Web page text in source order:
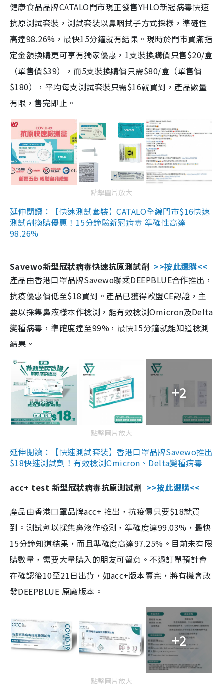
健康食品品牌CATALO門市現正發售YHLO新冠病毒快速
抗原測試套裝，測試套裝以鼻咽拭子方式採樣，準確性
高達98.26%，最快15分鐘就有結果。現時於門市買滿指
定金額換購更可享有獨家優惠，1支裝換購價只售$20/盒
（單售價$39），而5支裝換購價只需$80/盒（單售價
$180），平均每支測試套裝只需$16就買到，產品數量
有限，售完即止。
點擊圖片放大
延伸閱讀：【快速測試套裝】CATALO全線門市$16快速
測試劑換購優惠！15分鐘驗新冠病毒 準確性高達
98.26%
Savewo新型冠狀病毒快速抗原測試劑 >>按此選購<<
產品由香港口罩品牌Savewo聯乘DEEPBLUE合作推出，
抗疫優惠價低至$18買到。產品已獲得歐盟CE認證，主
要以採集鼻液樣本作檢測，能有效檢測Omicron及Delta
變種病毒，準確度達至99%，最快15分鐘就能知道檢測
結果。
+2
點擊圖片放大
延伸閱讀：【快速測試套裝】香港口罩品牌Savewo推出
$18快速測試劑！有效檢測Omicron、Delta變種病毒
acc+ test 新型冠狀病毒抗原測試劑 >>按此選購<<
產品由香港口罩品牌acc+ 推出，抗疫價只要$18就買
到。測試劑以採集鼻液作檢測，準確度達99.03%，最快
15分鐘知道結果，而且準確度高達97.25%。目前未有限
購數量，需要大量購入的朋友可留意。不過訂單預計會
在確認後10至21日出貨，如acc+版本賣完，將有機會改
發DEEPBLUE 原廠版本。
+2
點擊圖片放大